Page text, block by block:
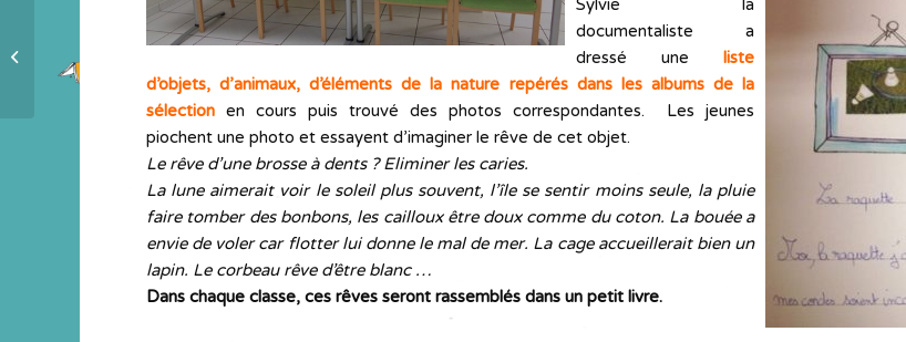
Sylvie la
documentaliste a
dressé une liste
d’objets, d’animaux, d’éléments de la nature repérés dans les albums de la
sélection en cours puis trouvé des photos correspondantes. Les jeunes
piochent une photo et essayent d’imaginer le rêve de cet objet.
Le rêve d’une brosse à dents ? Eliminer les caries.
La lune aimerait voir le soleil plus souvent, l’île se sentir moins seule, la pluie
faire tomber des bonbons, les cailloux être doux comme du coton. La bouée a
envie de voler car flotter lui donne le mal de mer. La cage accueillerait bien un
lapin. Le corbeau rêve d’être blanc …
Dans chaque classe, ces rêves seront rassemblés dans un petit livre.
À propos de Tsimiavo (par l’auteur
de l’album)